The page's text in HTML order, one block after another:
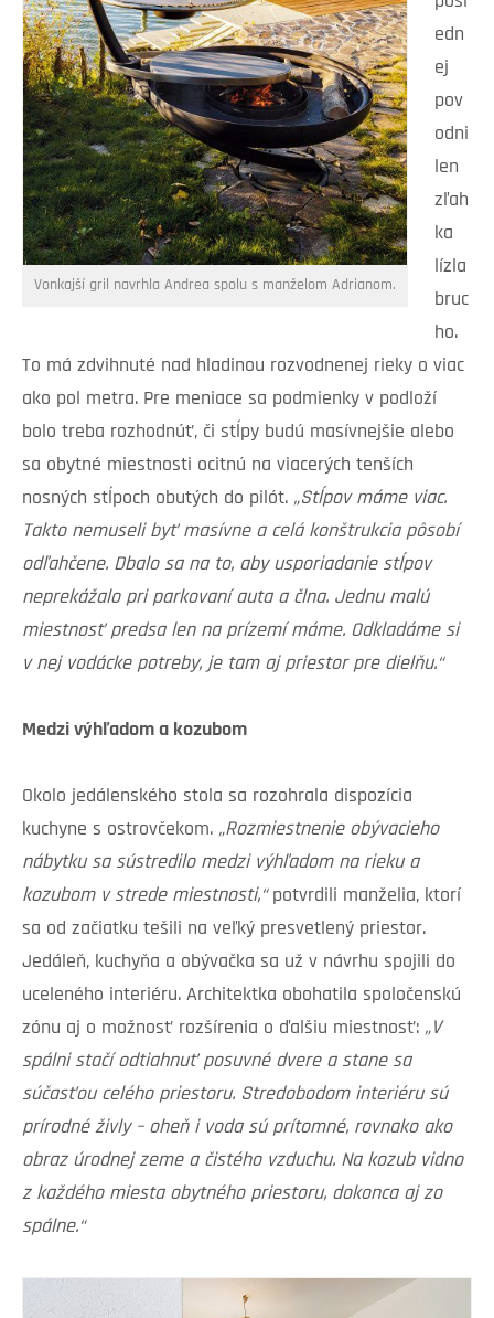
Vonkajší gril navrhla Andrea spolu s manželom Adrianom.
edn
ej
pov
odni
len
zľah
ka
lízla
bruc
ho.
To má zdvihnuté nad hladinou rozvodnenej rieky o viac
ako pol metra. Pre meniace sa podmienky v podloží
bolo treba rozhodnúť, či stĺpy budú masívnejšie alebo
sa obytné miestnosti ocitnú na viacerých tenších
nosných stĺpoch obutých do pilót. „Stĺpov máme viac.
Takto nemuseli byť masívne a celá konštrukcia pôsobí
odľahčene. Dbalo sa na to, aby usporiadanie stĺpov
neprekážalo pri parkovaní auta a člna. Jednu malú
miestnosť predsa len na prízemí máme. Odkladáme si
v nej vodácke potreby, je tam aj priestor pre dielňu.“
Medzi výhľadom a kozubom
Okolo jedálenského stola sa rozohrala dispozícia
kuchyne s ostrovčekom. „Rozmiestnenie obývacieho
nábytku sa sústredilo medzi výhľadom na rieku a
kozubom v strede miestnosti,“potvrdili manželia, ktorí
sa od začiatku tešili na veľký presvetlený priestor.
Jedáleň, kuchyňa a obývačka sa už v návrhu spojili do
uceleného interiéru. Architektka obohatila spoločenskú
zónu aj o možnosť rozšírenia o ďalšiu miestnosť: „V
spálni stačí odtiahnuť posuvné dvere a stane sa
súčasťou celého priestoru. Stredobodom interiéru sú
prírodné živly – oheň i voda sú prítomné, rovnako ako
obraz úrodnej zeme a čistého vzduchu. Na kozub vidno
z každého miesta obytného priestoru, dokonca aj zo
spálne.“